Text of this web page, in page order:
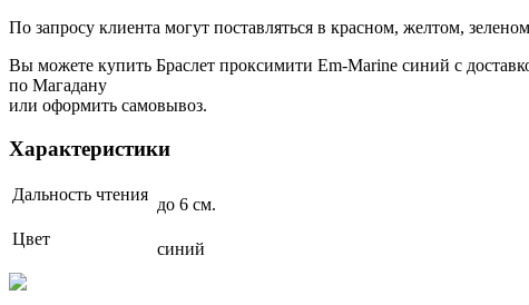
По запросу клиента могут поставляться в красном, желтом,
Вы можете купить Браслет проксимити Em-Marine синий с
по Магадану
или оформить самовывоз.
Характеристики
Дальность чтения
до 6 см.
Цвет
синий